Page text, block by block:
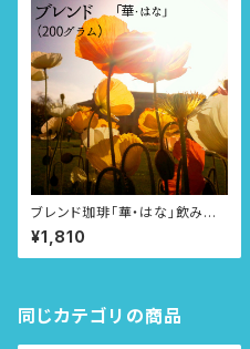
ブレンド珈琲「華・はな」飲み方
選べる3タイプ
¥1,810
同じカテゴリの商品